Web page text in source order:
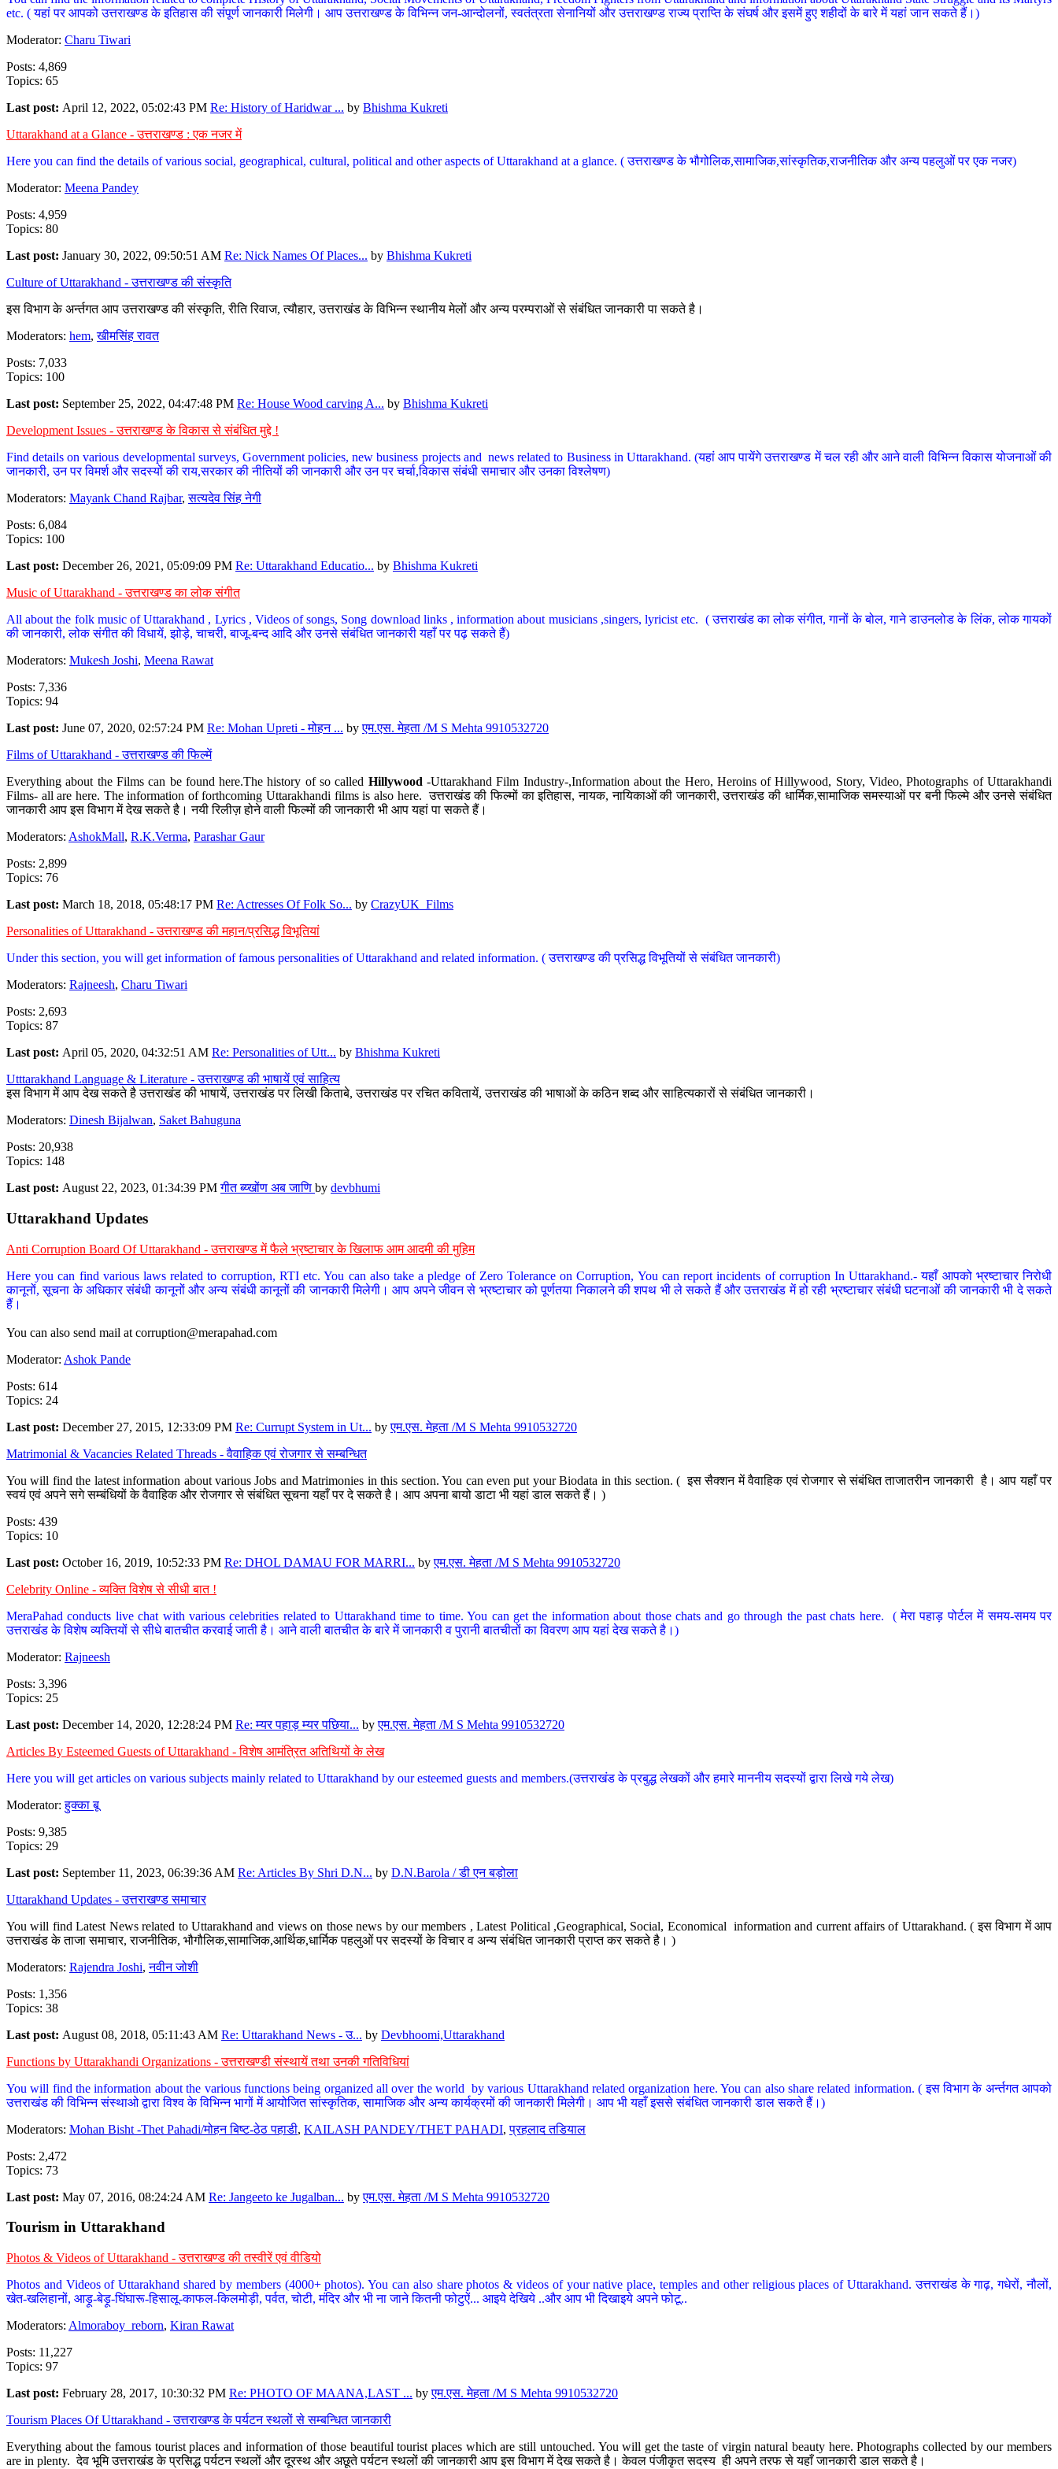
etc. ( यहां पर आपको उत्तराखण्ड के इतिहास की संपूर्ण जानकारी मिलेगी। आप उत्तराखण्ड के विभिन्न जन-आन्दोलनों, स्वतंत्रता सेनानियों और उत्तराखण्ड राज्य प्राप्ति के संघर्ष और इसमें हुए शहीदों के बारे में यहां जान सकते हैं।)
Moderator: Charu Tiwari
Posts: 4,869
Topics: 65
Last post: April 12, 2022, 05:02:43 PM Re: History of Haridwar ... by Bhishma Kukreti
Uttarakhand at a Glance - उत्तराखण्ड : एक नजर में
Here you can find the details of various social, geographical, cultural, political and other aspects of Uttarakhand at a glance. ( उत्तराखण्ड के भौगोलिक,सामाजिक,सांस्कृतिक,राजनीतिक और अन्य पहलुओं पर एक नजर)
Moderator: Meena Pandey
Posts: 4,959
Topics: 80
Last post: January 30, 2022, 09:50:51 AM Re: Nick Names Of Places... by Bhishma Kukreti
Culture of Uttarakhand - उत्तराखण्ड की संस्कृति
इस विभाग के अर्न्तगत आप उत्तराखण्ड की संस्कृति, रीति रिवाज, त्यौहार, उत्तराखंड के विभिन्न स्थानीय मेलों और अन्य परम्पराओं से संबंधित जानकारी पा सकते है।
Moderators: hem,खीमसिंह रावत
Posts: 7,033
Topics: 100
Last post: September 25, 2022, 04:47:48 PM Re: House Wood carving A... by Bhishma Kukreti
Development Issues - उत्तराखण्ड के विकास से संबंधित मुद्दे !
Find details on various developmental surveys, Government policies, new business projects and news related to Business in Uttarakhand. (यहां आप पायेंगे उत्तराखण्ड में चल रही और आने वाली विभिन्न विकास योजनाओं की
जानकारी, उन पर विमर्श और सदस्यों की राय,सरकार की नीतियों की जानकारी और उन पर चर्चा,विकास संबंधी समाचार और उनका विश्लेषण)
Moderators: Mayank Chand Rajbar,सत्यदेव सिंह नेगी
Posts: 6,084
Topics: 100
Last post: December 26, 2021, 05:09:09 PM Re: Uttarakhand Educatio... by Bhishma Kukreti
Music of Uttarakhand - उत्तराखण्ड का लोक संगीत
All about the folk music of Uttarakhand , Lyrics , Videos of songs, Song download links , information about musicians ,singers, lyricist etc. ( उत्तराखंड का लोक संगीत, गानों के बोल, गाने डाउनलोड के लिंक, लोक गायकों
की जानकारी, लोक संगीत की विधायें, झोड़े, चाचरी, बाजू-बन्द आदि और उनसे संबंधित जानकारी यहाँ पर पढ़ सकते हैं)
Moderators: Mukesh Joshi, Meena Rawat
Posts: 7,336
Topics: 94
Last post: June 07, 2020, 02:57:24 PM Re: Mohan Upreti - मोहन ... byएम.एस. मेहता /M S Mehta 9910532720
Films of Uttarakhand - उत्तराखण्ड की फिल्में
Everything about the Films can be found here.The history of so called Hillywood-Uttarakhand Film Industry-,Information about the Hero, Heroins of Hillywood, Story, Video, Photographs of Uttarakhandi
Films- all are here. The information of forthcoming Uttarakhandi films is also here. उत्तराखंड की फिल्मों का इतिहास, नायक, नायिकाओं की जानकारी, उत्तराखंड की धार्मिक,सामाजिक समस्याओं पर बनी फिल्मे और उनसे संबंधित
जानकारी आप इस विभाग में देख सकते है। नयी रिलीज़ होने वाली फिल्मों की जानकारी भी आप यहां पा सकते हैं।
Moderators: AshokMall, R.K.Verma, Parashar Gaur
Posts: 2,899
Topics: 76
Last post: March 18, 2018, 05:48:17 PM Re: Actresses Of Folk So... by CrazyUK_Films
Personalities of Uttarakhand - उत्तराखण्ड की महान/प्रसिद्ध विभूतियां
Under this section, you will get information of famous personalities of Uttarakhand and related information. ( उत्तराखण्ड की प्रसिद्ध विभूतियों से संबंधित जानकारी)
Moderators: Rajneesh, Charu Tiwari
Posts: 2,693
Topics: 87
Last post: April 05, 2020, 04:32:51 AM Re: Personalities of Utt... by Bhishma Kukreti
Utttarakhand Language & Literature - उत्तराखण्ड की भाषायें एवं साहित्य
इस विभाग में आप देख सकते है उत्तराखंड की भाषायें, उत्तराखंड पर लिखी किताबे, उत्तराखंड पर रचित कवितायें, उत्तराखंड की भाषाओं के कठिन शब्द और साहित्यकारों से संबंधित जानकारी।
Moderators: Dinesh Bijalwan, Saket Bahuguna
Posts: 20,938
Topics: 148
Last post: August 22, 2023, 01:34:39 PMगीत ब्य्खोंण अब जाणि by devbhumi
Uttarakhand Updates
Anti Corruption Board Of Uttarakhand - उत्तराखण्ड में फैले भ्रष्टाचार के खिलाफ आम आदमी की मुहिम
Here you can find various laws related to corruption, RTI etc. You can also take a pledge of Zero Tolerance on Corruption, You can report incidents of corruption In Uttarakhand.- यहाँ आपको भ्रष्टाचार निरोधी
कानूनों, सूचना के अधिकार संबंधी कानूनों और अन्य संबंधी कानूनों की जानकारी मिलेगी। आप अपने जीवन से भ्रष्टाचार को पूर्णतया निकालने की शपथ भी ले सकते हैं और उत्तराखंड में हो रही भ्रष्टाचार संबंधी घटनाओं की जानकारी भी दे सकते
हैं।
You can also send mail at corruption@merapahad.com
Moderator: Ashok Pande
Posts: 614
Topics: 24
Last post: December 27, 2015, 12:33:09 PM Re: Currupt System in Ut... byएम.एस. मेहता /M S Mehta 9910532720
Matrimonial & Vacancies Related Threads - वैवाहिक एवं रोजगार से सम्बन्धित
You will find the latest information about various Jobs and Matrimonies in this section. You can even put your Biodata in this section. ( इस सैक्शन में वैवाहिक एवं रोजगार से संबंधित ताजातरीन जानकारी है। आप यहाँ पर
स्वयं एवं अपने सगे सम्बंधियों के वैवाहिक और रोजगार से संबंधित सूचना यहाँ पर दे सकते है। आप अपना बायो डाटा भी यहां डाल सकते हैं। )
Posts: 439
Topics: 10
Last post: October 16, 2019, 10:52:33 PM Re: DHOL DAMAU FOR MARRI... byएम.एस. मेहता /M S Mehta 9910532720
Celebrity Online - व्यक्ति विशेष से सीधी बात !
MeraPahad conducts live chat with various celebrities related to Uttarakhand time to time. You can get the information about those chats and go through the past chats here. ( मेरा पहाड़ पोर्टल में समय-समय पर
उत्तराखंड के विशेष व्यक्तियों से सीधे बातचीत करवाई जाती है। आने वाली बातचीत के बारे में जानकारी व पुरानी बातचीतों का विवरण आप यहां देख सकते है।)
Moderator: Rajneesh
Posts: 3,396
Topics: 25
Last post: December 14, 2020, 12:28:24 PM Re: म्यर पहाड़ म्यर पछिया... byएम.एस. मेहता /M S Mehta 9910532720
Articles By Esteemed Guests of Uttarakhand - विशेष आमंत्रित अतिथियों के लेख
Here you will get articles on various subjects mainly related to Uttarakhand by our esteemed guests and members.(उत्तराखंड के प्रबुद्ध लेखकों और हमारे माननीय सदस्यों द्वारा लिखे गये लेख)
Moderator:हुक्का बू
Posts: 9,385
Topics: 29
Last post: September 11, 2023, 06:39:36 AM Re: Articles By Shri D.N... by D.N.Barola / डी एन बड़ोला
Uttarakhand Updates - उत्तराखण्ड समाचार
You will find Latest News related to Uttarakhand and views on those news by our members , Latest Political ,Geographical, Social, Economical information and current affairs of Uttarakhand. ( इस विभाग में आप
उत्तराखंड के ताजा समाचार, राजनीतिक, भौगौलिक,सामाजिक,आर्थिक,धार्मिक पहलुओं पर सदस्यों के विचार व अन्य संबंधित जानकारी प्राप्त कर सकते है। )
Moderators: Rajendra Joshi,नवीन जोशी
Posts: 1,356
Topics: 38
Last post: August 08, 2018, 05:11:43 AM Re: Uttarakhand News - उ... by Devbhoomi,Uttarakhand
Functions by Uttarakhandi Organizations - उत्तराखण्डी संस्थायें तथा उनकी गतिविधियां
You will find the information about the various functions being organized all over the world by various Uttarakhand related organization here. You can also share related information. ( इस विभाग के अर्न्तगत आपको
उत्तराखंड की विभिन्न संस्थाओ द्वारा विश्व के विभिन्न भागों में आयोजित सांस्कृतिक, सामाजिक और अन्य कार्यक्रमों की जानकारी मिलेगी। आप भी यहाँ इससे संबंधित जानकारी डाल सकते हैं।)
Moderators: Mohan Bisht -Thet Pahadi/मोहन बिष्ट-ठेठ पहाडी, KAILASH PANDEY/THET PAHADI,प्रहलाद तडियाल
Posts: 2,472
Topics: 73
Last post: May 07, 2016, 08:24:24 AM Re: Jangeeto ke Jugalban... byएम.एस. मेहता /M S Mehta 9910532720
Tourism in Uttarakhand
Photos & Videos of Uttarakhand - उत्तराखण्ड की तस्वीरें एवं वीडियो
Photos and Videos of Uttarakhand shared by members (4000+ photos). You can also share photos & videos of your native place, temples and other religious places of Uttarakhand. उत्तराखंड के गाढ़, गधेरों, नौलों,
खेत-खलिहानों, आड़ू-बेड़ू-घिंघारू-हिसालू-काफल-किलमोड़ी, पर्वत, चोटी, मंदिर और भी ना जाने कितनी फोटुऐं... आइये देखिये ..और आप भी दिखाइये अपने फोटू..
Moderators: Almoraboy_reborn, Kiran Rawat
Posts: 11,227
Topics: 97
Last post: February 28, 2017, 10:30:32 PM Re: PHOTO OF MAANA,LAST ... byएम.एस. मेहता /M S Mehta 9910532720
Tourism Places Of Uttarakhand - उत्तराखण्ड के पर्यटन स्थलों से सम्बन्धित जानकारी
Everything about the famous tourist places and information of those beautiful tourist places which are still untouched. You will get the taste of virgin natural beauty here. Photographs collected by our members
are in plenty. देव भूमि उत्तराखंड के प्रसिद्ध पर्यटन स्थलों और दूरस्थ और अछूते पर्यटन स्थलों की जानकारी आप इस विभाग में देख सकते है। केवल पंजीकृत सदस्य ही अपने तरफ से यहाँ जानकारी डाल सकते है।